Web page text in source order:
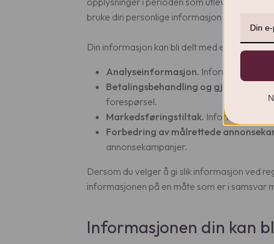
bruke din personlige informasjon med
Din informasjon kan bli delt med en
Analyseinformasjon. Informasjonen
Betalingsbehandling og
forespørsel.
Markedsføringstiltak. Informasjonen
Forbedring av målrettede
annonsekampanjer.
Dersom du velger å gi slik informasjon ved
informasjonen på en måte som er i
Informasjonen din kan